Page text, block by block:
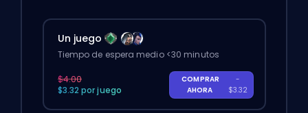
Un juego
Tiempo de espera medio <30 minutos
$4.00
$3.32 por juego
COMPRAR
AHORA
-
$3.32